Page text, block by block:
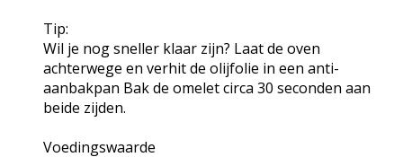
Tip:
Wil je nog sneller klaar zijn? Laat de oven
achterwege en verhit de olijfolie in een anti-
aanbakpan Bak de omelet circa 30 seconden aan
beide zijden.
Voedingswaarde